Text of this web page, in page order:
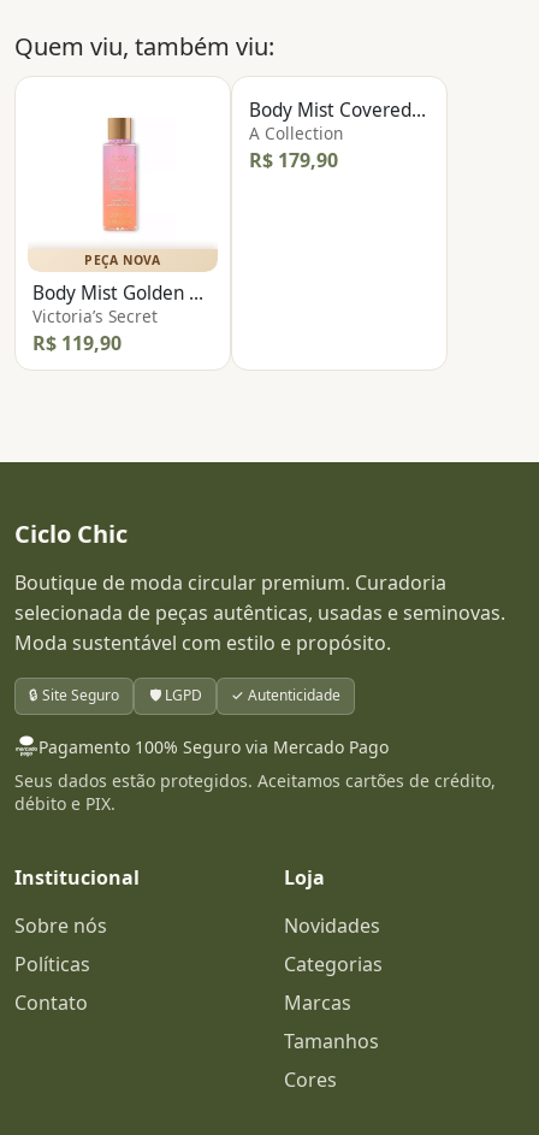
Quem viu, também viu:
PEÇA NOVA
Body Mist Golden Blooms
Victoria’s Secret
R$ 119,90
PEÇA NOVA
Body Mist Covered In Roses
A Collection
R$ 179,90
Ciclo Chic
Boutique de moda circular premium. Curadoria
selecionada de peças autênticas, usadas e seminovas.
Moda sustentável com estilo e propósito.
🔒 Site Seguro 🛡️ LGPD ✓ Autenticidade
Pagamento 100% Seguro via Mercado Pago
Seus dados estão protegidos. Aceitamos cartões de crédito,
débito e PIX.
Institucional
Sobre nós
Políticas
Contato
Loja
Novidades
Categorias
Marcas
Tamanhos
Cores